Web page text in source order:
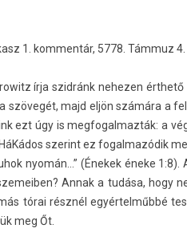
1. kom­mentár, 5778. Támmuz 4.
írja szidránk nehez­en
szövegét, majd eljön számára a
ezt úgy is meg­fogal­mazták: a
szerint ez fogal­mazódik
nyomán…” (Énekek éneke
Annak a tudása, hogy
tórai résznél egyértelműbbé
meg Őt.